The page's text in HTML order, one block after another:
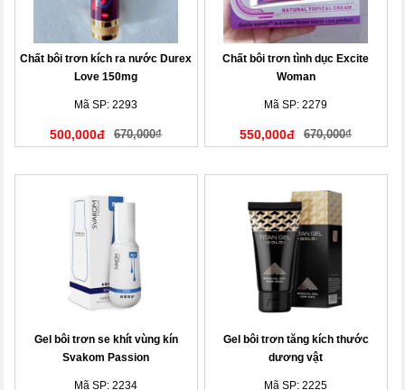
Chất bôi trơn kích ra nước Durex
Love 150mg
Mã SP: 2293
500,000đ 670,000₫
Chất bôi trơn tình dục Excite
Woman
Mã SP: 2279
550,000đ 670,000₫
Gel bôi trơn se khít vùng kín
Svakom Passion
Mã SP: 2234
Gel bôi trơn tăng kích thước
dương vật
Mã SP: 2225